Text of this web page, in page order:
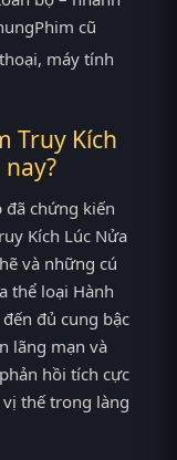
cũ
máy tính
Truy Kích
đã chứng kiến
Kích Lúc Nửa
và những cú
thể loại Hành
đủ cung bậc
lãng mạn và
hồi tích cực
thế trong làng